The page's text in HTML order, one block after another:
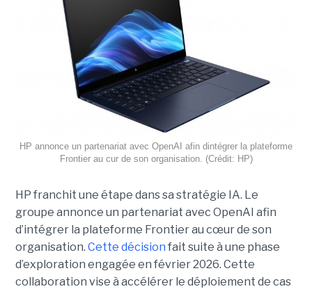
HP annonce un partenariat avec OpenAI afin dintégrer la plateforme
Frontier au cur de son organisation. (Crédit: HP)
HP franchit une étape dans sa stratégie IA. Le
groupe annonce un partenariat avec OpenAI afin
d’intégrer la plateforme Frontier au cœur de son
organisation. Cette décision fait suite à une phase
d’exploration engagée en février 2026. Cette
collaboration vise à accélérer le déploiement de cas